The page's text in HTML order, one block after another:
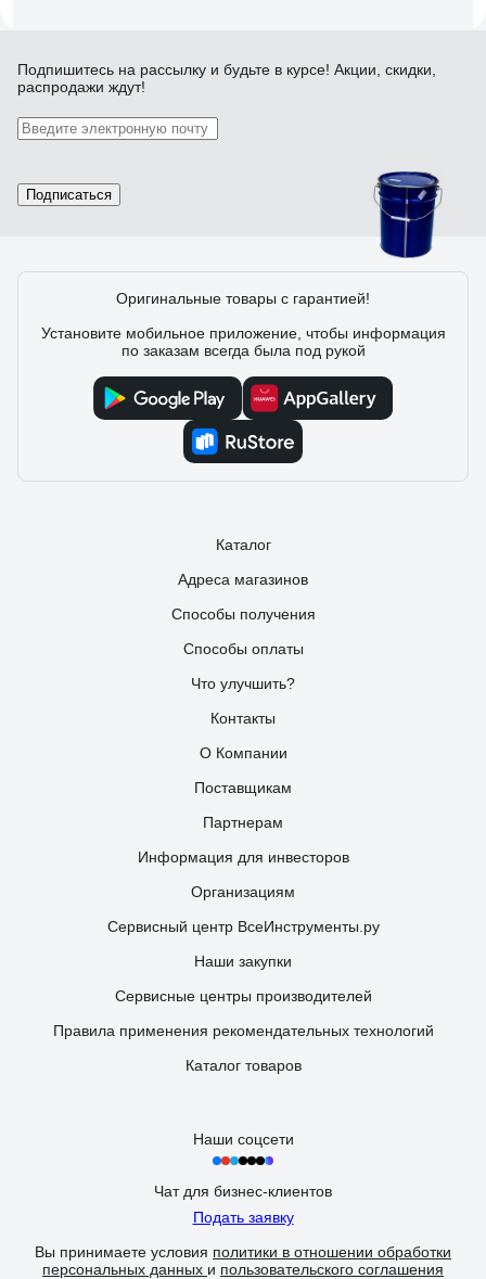
Александр
В комментарии
Отзыв о Тара.ру 17195
26.08.2024
китайский циклон. С внутр. стороны крышку укрепил
фанерой и сделал обратный клапан, чтоб не схопывался,
если вдруг входное отверстие пылесоса закрылось-
забилось. Обратный клапан брал здесь же - код товара:
17359698, штуцер под него - код товара: 15636296.
Подпишитесь на рассылку и будьте в курсе! Акции, скидки,
распродажи ждут!
Подписаться
Оригинальные товары с гарантией!
Установите мобильное приложение, чтобы информация
по заказам всегда была под рукой
Каталог
Адреса магазинов
Способы получения
Способы оплаты
Что улучшить?
Контакты
О Компании
Поставщикам
Партнерам
Информация для инвесторов
Организациям
Сервисный центр ВсеИнструменты.ру
Наши закупки
Сервисные центры производителей
Правила применения рекомендательных технологий
Каталог товаров
Наши соцсети
Чат для бизнес-клиентов
Подать заявку
Вы принимаете условия политики в отношении обработки
персональных данных и пользовательского соглашения